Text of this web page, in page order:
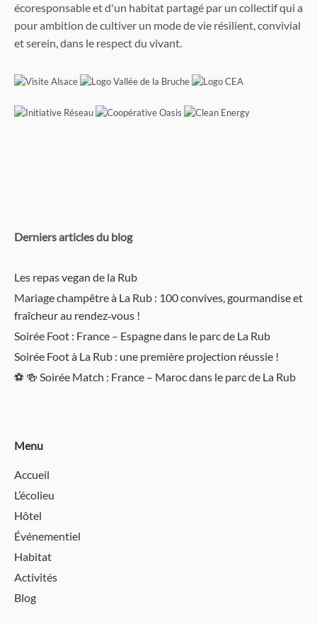
écoresponsable et d'un habitat partagé par un collectif qui a
pour ambition de cultiver un mode de vie résilient, convivial
et serein, dans le respect du vivant.
Derniers articles du blog
Les repas vegan de la Rub
Mariage champêtre à La Rub : 100 convives, gourmandise et
fraîcheur au rendez‑vous !
Soirée Foot : France – Espagne dans le parc de La Rub
Soirée Foot à La Rub : une première projection réussie !
⚽️ 🍻 Soirée Match : France – Maroc dans le parc de La Rub
Menu
Accueil
L’écolieu
Hôtel
Événementiel
Habitat
Activités
Blog